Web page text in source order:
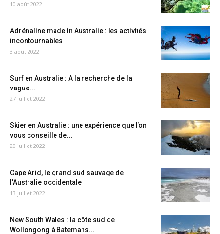
10 août 2022
Adrénaline made in Australie : les activités
incontournables
3 août 2022
Surf en Australie : A la recherche de la
vague...
27 juillet 2022
Skier en Australie : une expérience que l’on
vous conseille de...
20 juillet 2022
Cape Arid, le grand sud sauvage de
l’Australie occidentale
13 juillet 2022
New South Wales : la côte sud de
Wollongong à Batemans...